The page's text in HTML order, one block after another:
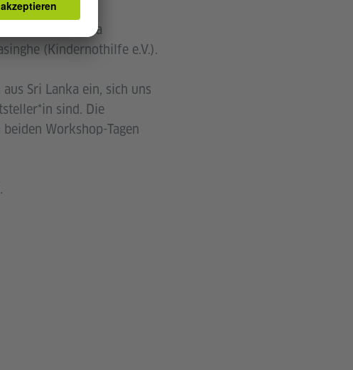
Sandjon aus
Nadishka
(Kindernothilfe e.V.).
Sri Lanka ein, sich uns
sind. Die
Workshop-Tagen